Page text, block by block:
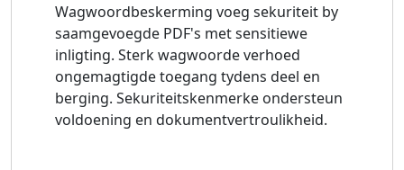
Wagwoordbeskerming voeg sekuriteit by
saamgevoegde PDF's met sensitiewe
inligting. Sterk wagwoorde verhoed
ongemagtigde toegang tydens deel en
berging. Sekuriteitskenmerke ondersteun
voldoening en dokumentvertroulikheid.